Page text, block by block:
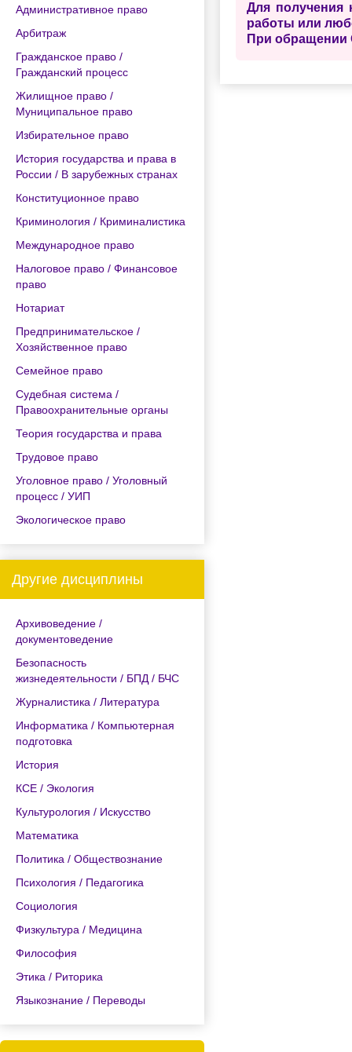
Административное право
Арбитраж
Гражданское право /
Гражданский процесс
Жилищное право /
Муниципальное право
Избирательное право
История государства и права в
России / В зарубежных странах
Конституционное право
Криминология / Криминалистика
Международное право
Налоговое право / Финансовое
право
Нотариат
Предпринимательское /
Хозяйственное право
Семейное право
Судебная система /
Правоохранительные органы
Теория государства и права
Трудовое право
Уголовное право / Уголовный
процесс / УИП
Экологическое право
Другие дисциплины
Архивоведение /
документоведение
Безопасность
жизнедеятельности / БПД / БЧС
Журналистика / Литература
Информатика / Компьютерная
подготовка
История
КСЕ / Экология
Культурология / Искусство
Математика
Политика / Обществознание
Психология / Педагогика
Социология
Физкультура / Медицина
Философия
Этика / Риторика
Языкознание / Переводы
Для получения
работы или
При обращении